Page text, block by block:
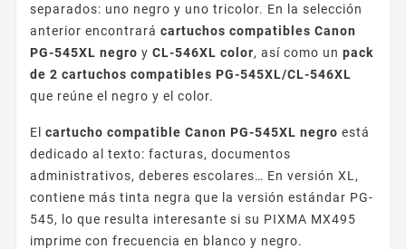
separados: uno negro y uno tricolor. En la selección
anterior encontrará cartuchos compatibles Canon
PG-545XL negro y CL-546XL color, así como un pack
de 2 cartuchos compatibles PG-545XL/CL-546XL
que reúne el negro y el color.
El cartucho compatible Canon PG-545XL negro está
dedicado al texto: facturas, documentos
administrativos, deberes escolares… En versión XL,
contiene más tinta negra que la versión estándar PG-
545, lo que resulta interesante si su PIXMA MX495
imprime con frecuencia en blanco y negro.